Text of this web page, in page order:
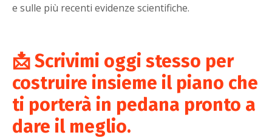
e sulle più recenti evidenze scientifiche.
📩 Scrivimi oggi stesso per
costruire insieme il piano che
ti porterà in pedana pronto a
dare il meglio.